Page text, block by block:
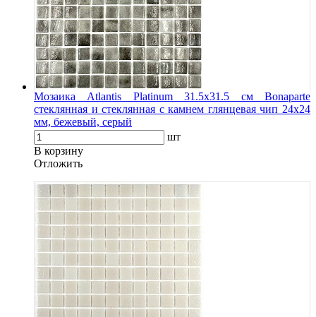
Мозаика Atlantis Platinum 31.5х31.5 см Bonaparte
стеклянная и стеклянная с камнем глянцевая чип 24х24
мм, бежевый, серый
шт
В корзину
Oтложить